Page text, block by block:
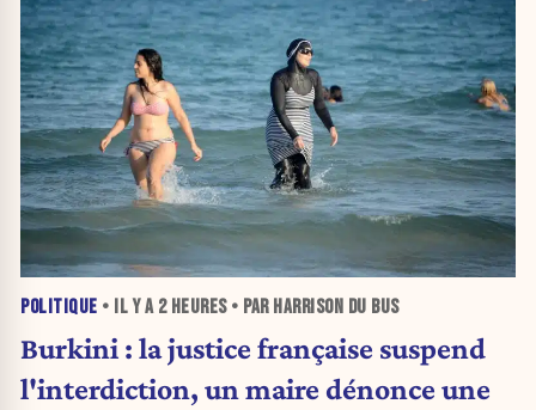
POLITIQUE • IL Y A 2 HEURES• PAR HARRISON DU BUS
Burkini : la justice française suspend
l'interdiction, un maire dénonce une